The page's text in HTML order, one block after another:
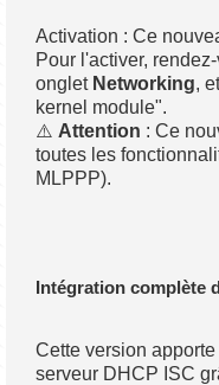
Activation : Ce
Pour l'activer,
onglet Networking,
kernel module".
⚠️ Attention : Ce
toutes les
MLPPP).
Intégration complète
Cette version
serveur DHCP ISC